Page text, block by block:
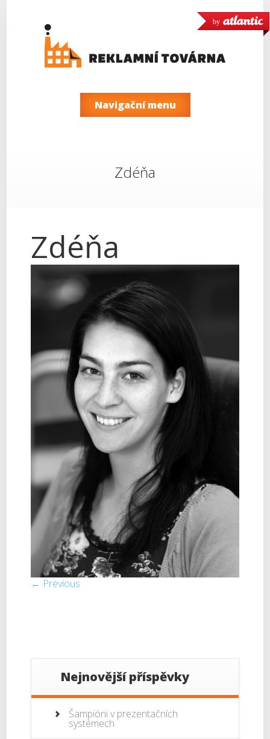
by
Navigační menu
Zdéňa
Zdéňa
← Previous
Nejnovější příspěvky
Šampióni v prezentačních
systémech